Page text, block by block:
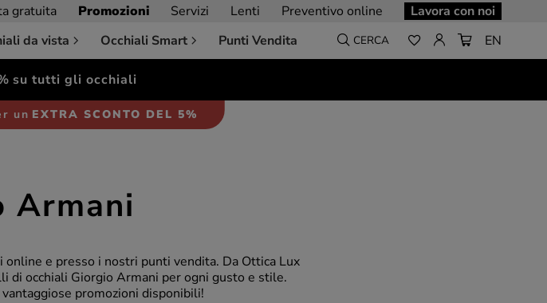
gratuita Promozioni Servizi Lenti Preventivo online Lavora con noi
CERCA EN
da vista Occhiali Smart Punti Vendita
su tutti gli occhiali
un EXTRA SCONTO DEL 5%
Armani
e presso i nostri punti vendita. Da Ottica Lux
occhiali Giorgio Armani per ogni gusto e stile.
promozioni disponibili!